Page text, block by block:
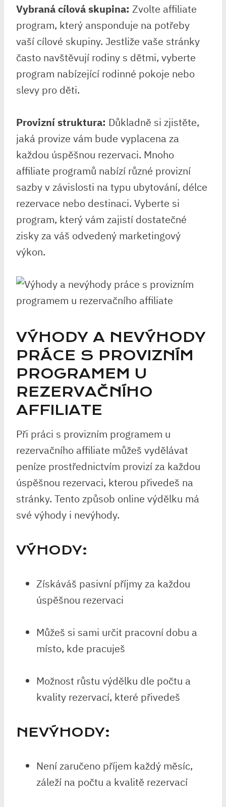
Vybraná cílová skupina: Zvolte affiliate
program, který ansponduje na potřeby
vaší cílové skupiny. Jestliže vaše stránky
často navštěvují rodiny s dětmi, vyberte
program nabízející rodinné pokoje nebo
slevy pro děti.
Provizní struktura: Důkladně si zjistěte,
jaká provize vám bude vyplacena za
každou úspěšnou rezervaci. Mnoho
affiliate programů nabízí různé provizní
sazby v závislosti na typu ubytování, délce
rezervace nebo destinaci. Vyberte si
program, který vám zajistí dostatečné
zisky za váš odvedený marketingový
výkon.
VÝHODY A NEVÝHODY
PRÁCE S PROVIZNÍM
PROGRAMEM U
REZERVAČNÍHO
AFFILIATE
Při práci s provizním programem u
rezervačního affiliate můžeš vydělávat
peníze prostřednictvím provizí za každou
úspěšnou rezervaci, kterou přivedeš na
stránky. Tento způsob online výdělku má
své výhody i nevýhody.
VÝHODY:
Získáváš pasivní příjmy za každou
úspěšnou rezervaci
Můžeš si sami určit pracovní dobu a
místo, kde pracuješ
Možnost růstu výdělku dle počtu a
kvality rezervací, které přivedeš
NEVÝHODY:
Není zaručeno příjem každý měsíc,
záleží na počtu a kvalitě rezervací